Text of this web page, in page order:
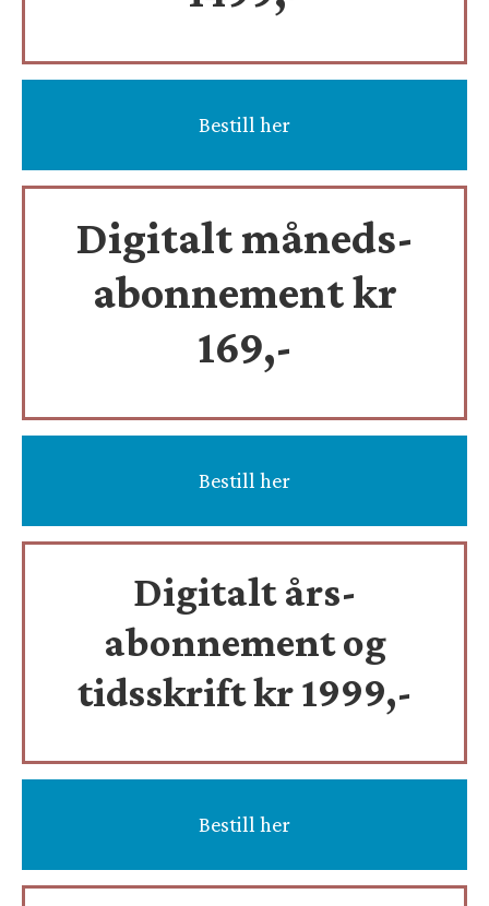
Bestill her
Digitalt måneds-
abonnement kr
169,-
Bestill her
Digitalt års-
abonnement og
tidsskriftkr 1999,-
Bestill her